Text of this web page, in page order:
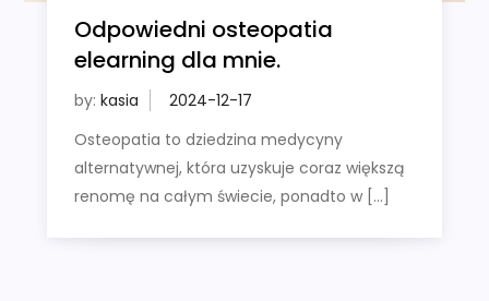
Odpowiedni osteopatia
elearning dla mnie.
by: kasia
Osteopatia to dziedzina medycyny
alternatywnej, która uzyskuje coraz większą
renomę na całym świecie, ponadto w […]